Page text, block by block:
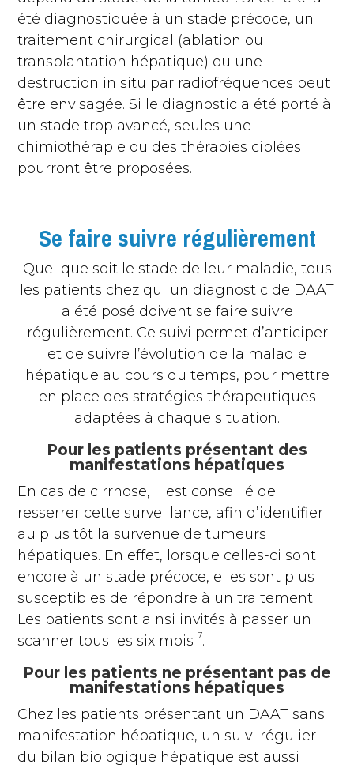
été diagnostiquée à un stade précoce, un
traitement chirurgical (ablation ou
transplantation hépatique) ou une
destruction in situ par radiofréquences peut
être envisagée. Si le diagnostic a été porté à
un stade trop avancé, seules une
chimiothérapie ou des thérapies ciblées
pourront être proposées.
Se faire suivre régulièrement
Quel que soit le stade de leur maladie, tous
les patients chez qui un diagnostic de DAAT
a été posé doivent se faire suivre
régulièrement. Ce suivi permet d’anticiper
et de suivre l’évolution de la maladie
hépatique au cours du temps, pour mettre
en place des stratégies thérapeutiques
adaptées à chaque situation.
Pour les patients présentant des
manifestations hépatiques
En cas de cirrhose, il est conseillé de
resserrer cette surveillance, afin d’identifier
au plus tôt la survenue de tumeurs
hépatiques. En effet, lorsque celles-ci sont
encore à un stade précoce, elles sont plus
susceptibles de répondre à un traitement.
Les patients sont ainsi invités à passer un
scanner tous les six mois 7.
Pour les patients ne présentant pas de
manifestations hépatiques
Chez les patients présentant un DAAT sans
manifestation hépatique, un suivi régulier
du bilan biologique hépatique est aussi